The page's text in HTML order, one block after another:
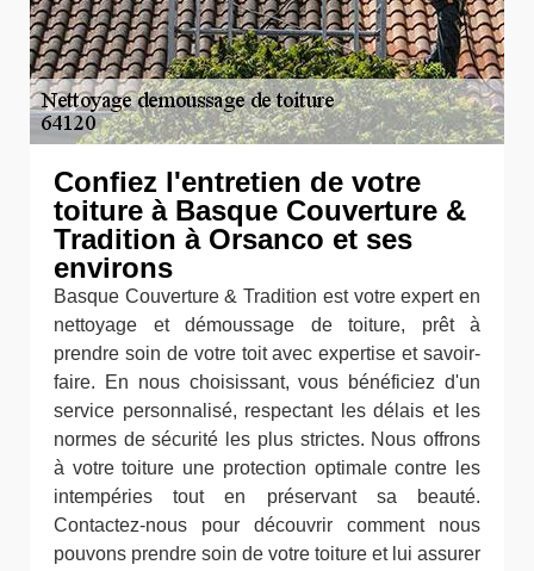
Confiez l'entretien de votre
toiture à Basque Couverture &
Tradition à Orsanco et ses
environs
Basque Couverture & Tradition est votre expert en
nettoyage et démoussage de toiture, prêt à
prendre soin de votre toit avec expertise et savoir-
faire. En nous choisissant, vous bénéficiez d'un
service personnalisé, respectant les délais et les
normes de sécurité les plus strictes. Nous offrons
à votre toiture une protection optimale contre les
intempéries tout en préservant sa beauté.
Contactez-nous pour découvrir comment nous
pouvons prendre soin de votre toiture et lui assurer